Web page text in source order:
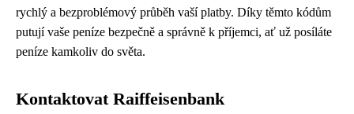
rychlý a bezproblémový průběh vaší platby. Díky těmto kódům
putují vaše peníze bezpečně a správně k příjemci, ať už posíláte
peníze kamkoliv do světa.
Kontaktovat Raiffeisenbank